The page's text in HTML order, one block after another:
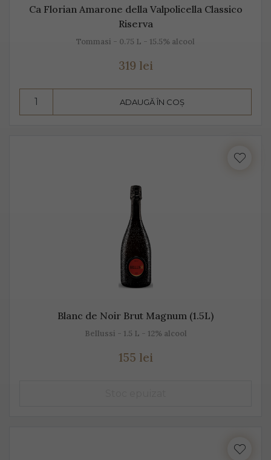
Ca Florian Amarone della Valpolicella Classico
Riserva
Tommasi - 0.75 L - 15.5% alcool
319 lei
ADAUGĂ ÎN COȘ
Blanc de Noir Brut Magnum (1.5L)
Bellussi - 1.5 L - 12% alcool
155 lei